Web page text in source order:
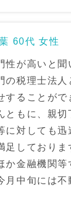
60代 女性
性が高いと聞
の税理士法人
することがで
ともに、親切
に対しても迅
足しておりま
か金融機関等
月中旬には不